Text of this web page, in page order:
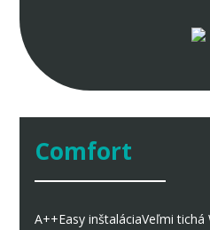
Comfort
A++Easy inštaláciaVeľmi tichá